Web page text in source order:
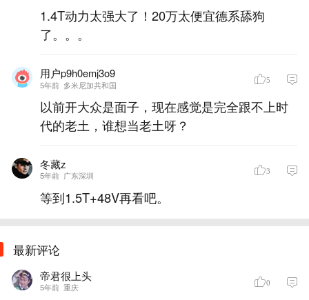
1.4T动力太强大了！20万太便宜德系舔狗
了。。。
用户p9h0emj3o9
5年前 多米尼加共和国 5
以前开大众是面子，现在感觉是完全跟不上时
代的老土，谁想当老土呀？
冬藏z
5年前 广东深圳 3
等到1.5T+48V再看吧。
最新评论
帝君很上头
5年前 重庆 0